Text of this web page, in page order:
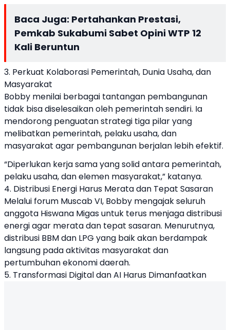
Baca Juga: Pertahankan Prestasi,
Pemkab Sukabumi Sabet Opini WTP 12
Kali Beruntun
3. Perkuat Kolaborasi Pemerintah, Dunia Usaha, dan
Masyarakat
Bobby menilai berbagai tantangan pembangunan
tidak bisa diselesaikan oleh pemerintah sendiri. Ia
mendorong penguatan strategi tiga pilar yang
melibatkan pemerintah, pelaku usaha, dan
masyarakat agar pembangunan berjalan lebih efektif.
“Diperlukan kerja sama yang solid antara pemerintah,
pelaku usaha, dan elemen masyarakat,” katanya.
4. Distribusi Energi Harus Merata dan Tepat Sasaran
Melalui forum Muscab VI, Bobby mengajak seluruh
anggota Hiswana Migas untuk terus menjaga distribusi
energi agar merata dan tepat sasaran. Menurutnya,
distribusi BBM dan LPG yang baik akan berdampak
langsung pada aktivitas masyarakat dan
pertumbuhan ekonomi daerah.
5. Transformasi Digital dan AI Harus Dimanfaatkan